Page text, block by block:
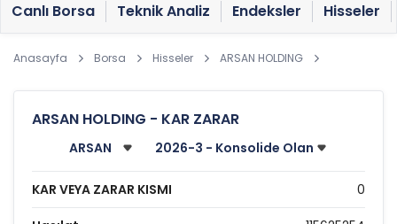
Canlı Borsa Teknik Analiz Endeksler Hisseler
Anasayfa Borsa Hisseler ARSAN HOLDING
ARSAN HOLDING - KAR ZARAR
KAR VEYA ZARAR KISMI 0